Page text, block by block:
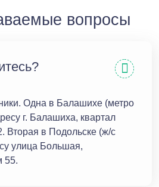
вопросы
Одна в Балашихе (метро
г. Балашиха, квартал
Вторая в Подольске (ж/с
улица Большая,
55.